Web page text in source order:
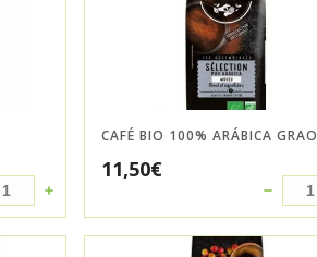
CAFÉ BIO 100% ARÁBICA GRAO
11,50€